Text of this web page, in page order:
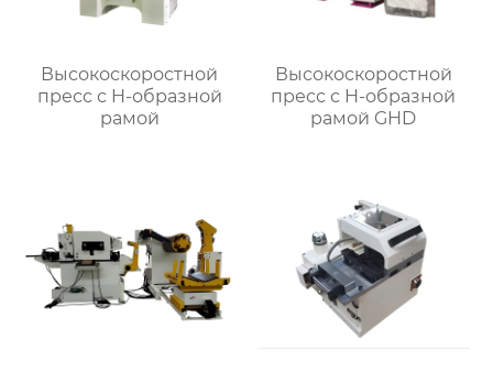
Высокоскоростной
пресс с H-образной
рамой
Высокоскоростной
пресс с H-образной
рамой GHD